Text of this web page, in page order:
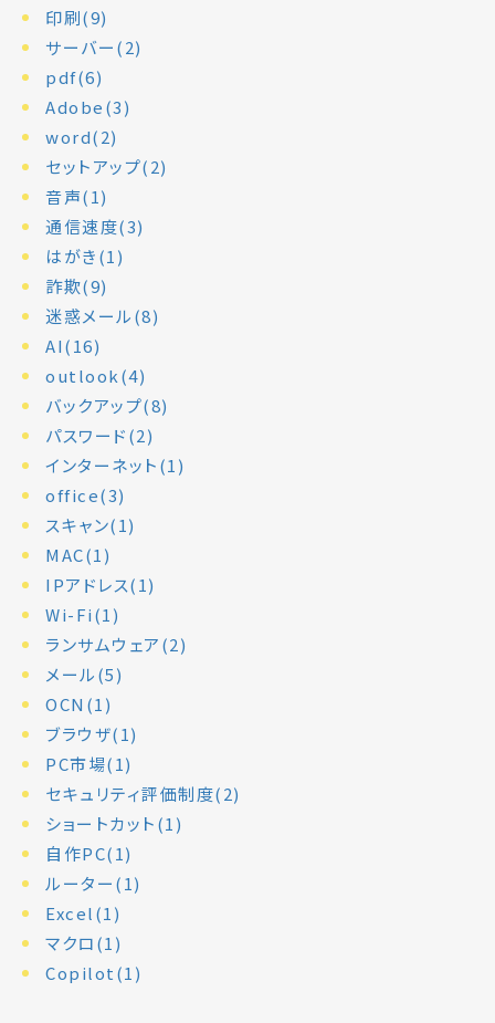
印刷(9)
サーバー(2)
pdf(6)
Adobe(3)
word(2)
セットアップ(2)
音声(1)
通信速度(3)
はがき(1)
詐欺(9)
迷惑メール(8)
AI(16)
outlook(4)
バックアップ(8)
パスワード(2)
インターネット(1)
office(3)
スキャン(1)
MAC(1)
IPアドレス(1)
Wi-Fi(1)
ランサムウェア(2)
メール(5)
OCN(1)
ブラウザ(1)
PC市場(1)
セキュリティ評価制度(2)
ショートカット(1)
自作PC(1)
ルーター(1)
Excel(1)
マクロ(1)
Copilot(1)